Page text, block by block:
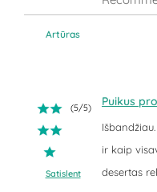
Artūras
(5/5)
Satislent
Puikus
ir kaip
desertas